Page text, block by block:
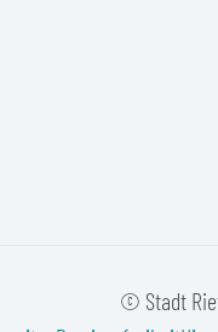
© Stadt